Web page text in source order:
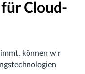
Cloud-
können wir